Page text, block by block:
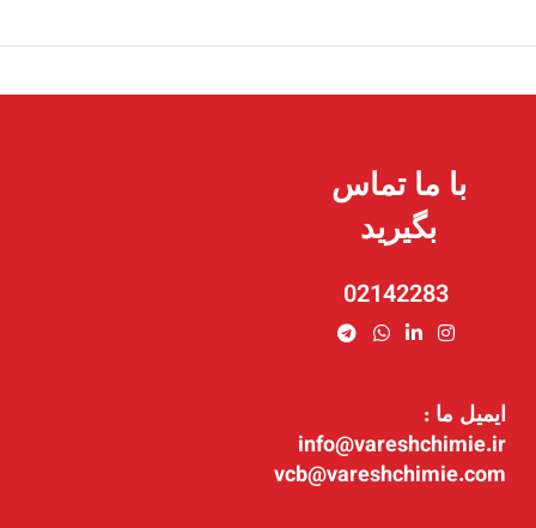
با ما تماس
بگیرید
02142283
ایمیل ما :
info@vareshchimie.ir
vcb@vareshchimie.com